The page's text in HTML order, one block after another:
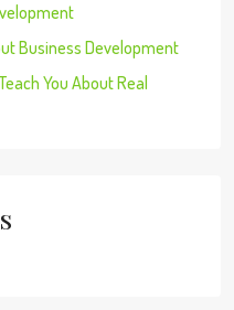
Business Development
You About Real